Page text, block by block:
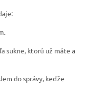
sukne, ktorú už máte a
do správy, keďže